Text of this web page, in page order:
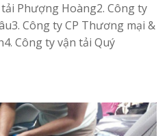
Phượng Hoàng2. Công ty
Công ty CP Thương mại &
Công ty vận tải Quý